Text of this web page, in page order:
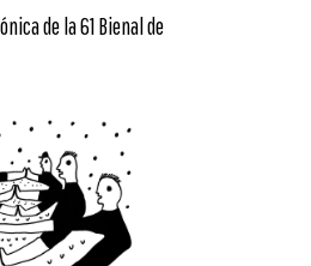
de la 61 Bienal de